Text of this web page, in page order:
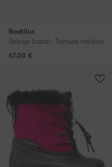
Boatilus
Sniego batai · Tamsiai mėlyna
67,00 €